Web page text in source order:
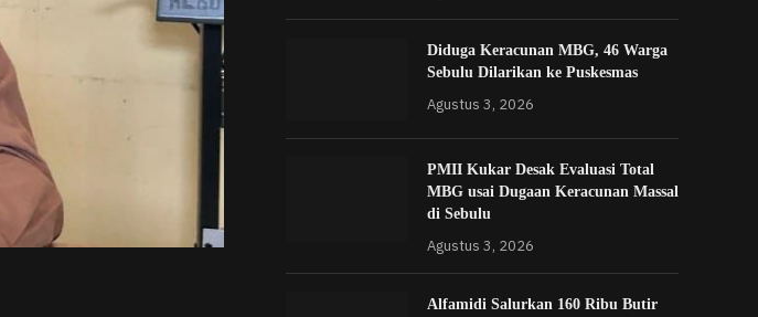
Diduga Keracunan MBG, 46 Warga
Sebulu Dilarikan ke Puskesmas
Agustus 3, 2026
PMII Kukar Desak Evaluasi Total
MBG usai Dugaan Keracunan Massal
di Sebulu
Agustus 3, 2026
Alfamidi Salurkan 160 Ribu Butir